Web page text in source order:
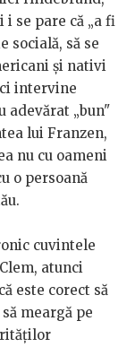
se pare că „a fi
socială, să se
și nativi
intervine
adevărat „bun"
lui Franzen,
nu cu oameni
o persoană
cuvintele
atunci
este corect să
meargă pe